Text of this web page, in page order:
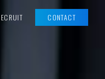
CONTACT